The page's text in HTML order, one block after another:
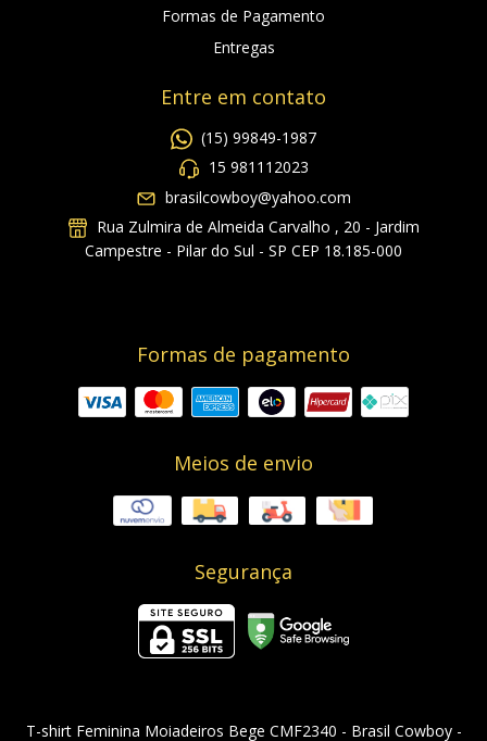
Formas de Pagamento
Entregas
Entre em contato
(15) 99849-1987
15 981112023
brasilcowboy@yahoo.com
Rua Zulmira de Almeida Carvalho , 20 - Jardim
Campestre - Pilar do Sul - SP CEP 18.185-000
Formas de pagamento
Meios de envio
Segurança
T-shirt Feminina Moiadeiros Bege CMF2340 - Brasil Cowboy -